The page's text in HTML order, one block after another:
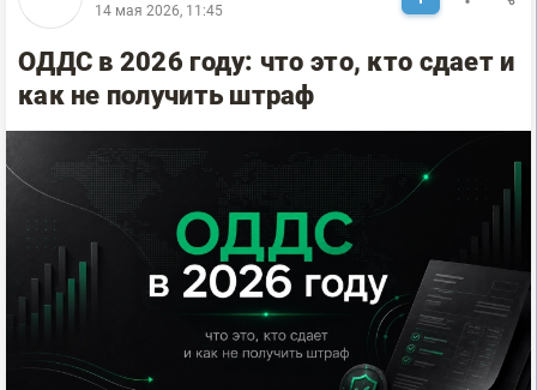
14 мая 2026, 11:45
ОДДС в 2026 году: что это, кто сдает и
как не получить штраф